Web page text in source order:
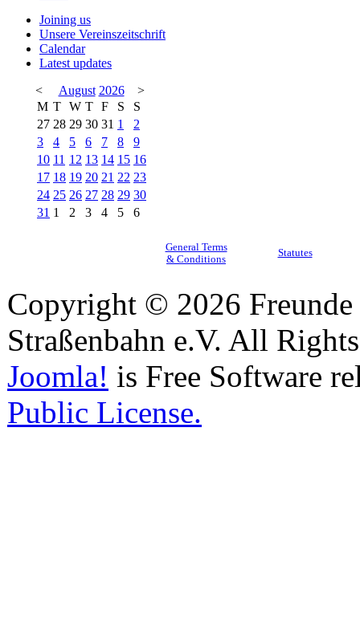
Joining us
Unsere Vereinszeitschrift
Calendar
Latest updates
<
August 2026
>
M T W T F S
S
27 28 29 30 31 1
2
3
4 5 6 7 8
9
10 11 12 13 14 15 16
17 18 19 20 21 22 23
24 25 26 27 28 29 30
31 1 2 3 4 5 6
General Terms
& Conditions
Statutes
Copyright © 2026
Straßenbahn e.V. All
Joomla! is Free Software
Public License.